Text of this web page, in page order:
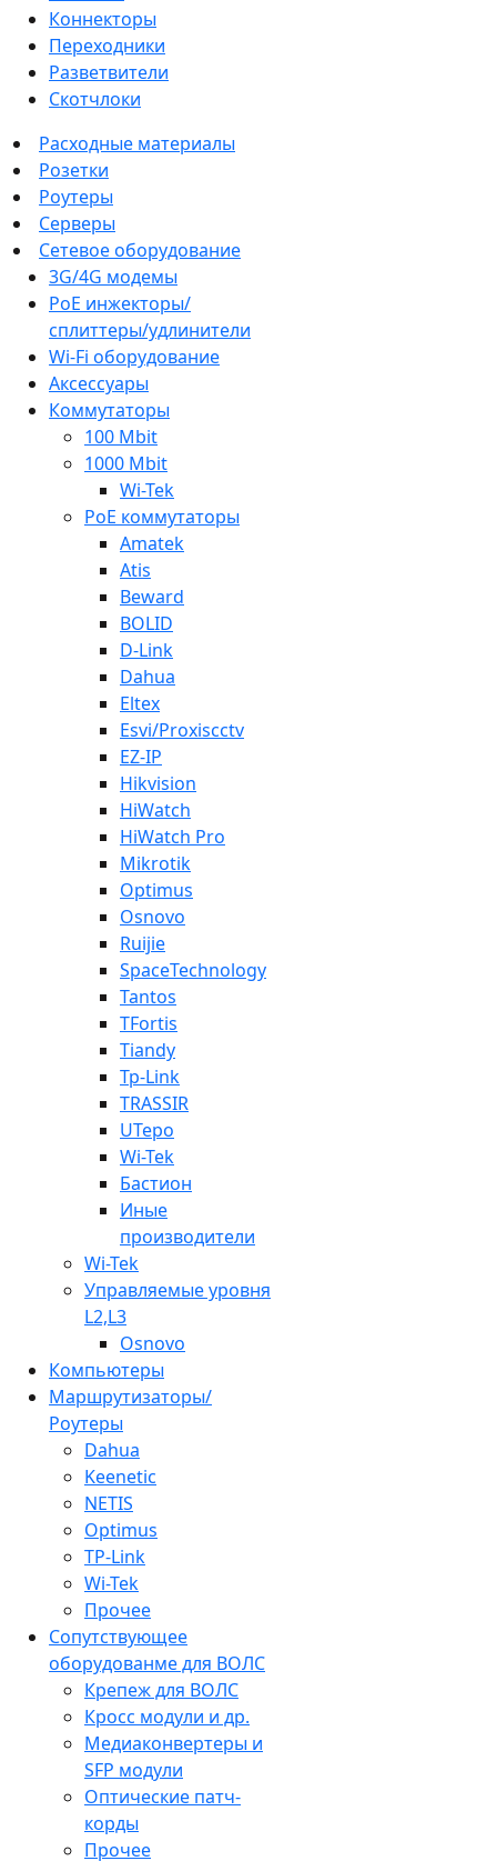
Коннекторы
Переходники
Разветвители
Скотчлоки
Расходные материалы
Розетки
Роутеры
Серверы
Сетевое оборудование
3G/4G модемы
PoE инжекторы/
сплиттеры/удлинители
Wi-Fi оборудование
Аксессуары
Коммутаторы
100 Mbit
1000 Mbit
Wi-Tek
PoE коммутаторы
Amatek
Atis
Beward
BOLID
D-Link
Dahua
Eltex
Esvi/Proxiscctv
EZ-IP
Hikvision
HiWatch
HiWatch Pro
Mikrotik
Optimus
Osnovo
Ruijie
SpaceTechnology
Tantos
TFortis
Tiandy
Tp-Link
TRASSIR
UTepo
Wi-Tek
Бастион
Иные
производители
Wi-Tek
Управляемые уровня
L2,L3
Osnovo
Компьютеры
Маршрутизаторы/
Роутеры
Dahua
Keenetic
NETIS
Optimus
TP-Link
Wi-Tek
Прочее
Сопутствующее
оборудованме для ВОЛС
Крепеж для ВОЛС
Кросс модули и др.
Медиаконвертеры и
SFP модули
Оптические патч-
корды
Прочее